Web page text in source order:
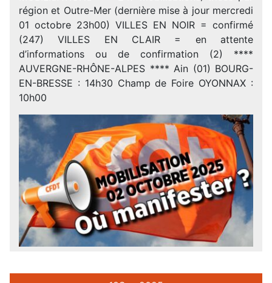
région et Outre-Mer (dernière mise à jour mercredi
01 octobre 23h00) VILLES EN NOIR = confirmé
(247) VILLES EN CLAIR = en attente
d’informations ou de confirmation (2) ****
AUVERGNE-RHÔNE-ALPES **** Ain (01) BOURG-
EN-BRESSE : 14h30 Champ de Foire OYONNAX :
10h00